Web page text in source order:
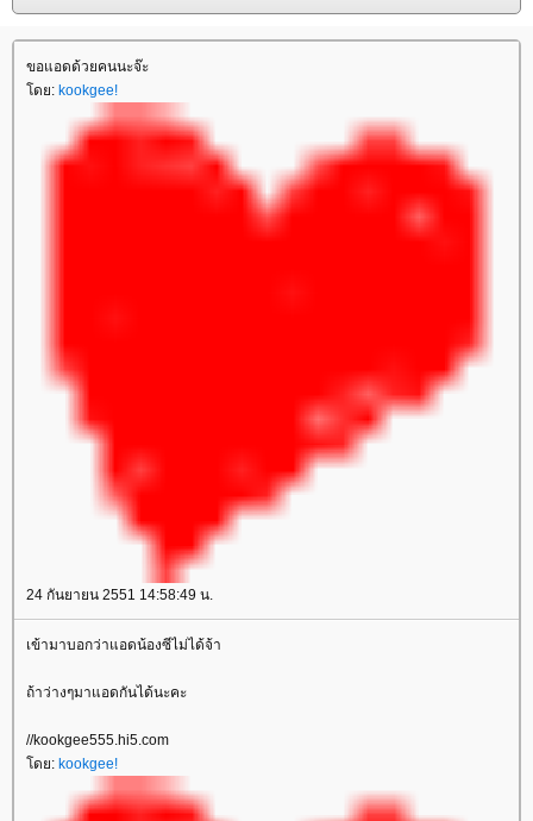
ขอแอดด้วยคนนะจ๊ะ
ดย: kookgee!
24 กันยายน 2551 14:58:49 น.
เข้ามาบอกว่าแอดน้องซีไม่ได้จ้า
ถ้าว่างๆมาแอดกันได้นะคะ
//kookgee555.hi5.com
ดย: kookgee!